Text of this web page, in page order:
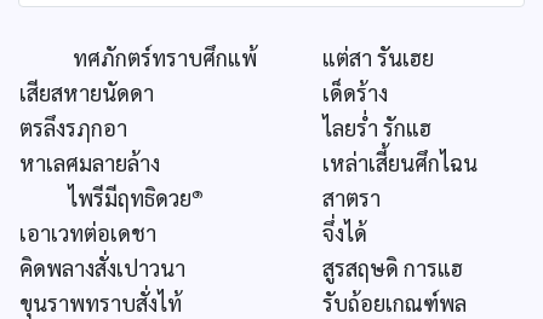
ทศภักตร์ทราบศึกแพ้
แต่สา รันเฮย
เสียสหายนัดดา
เด็ดร้าง
ตรลึงรฦกอา
ไลยร่ำ รักแฮ
หาเลศมลายล้าง
เหล่าเสี้ยนศึกไฉน
ไพรีมีฤทธิดวย๑
สาตรา
เอาเวทต่อเดชา
จึ่งได้
คิดพลางสั่งเปาวนา
สูรสฤษดิ การแฮ
ขุนราพทราบสั่งไท้
รับถ้อยเกณฑ์พล